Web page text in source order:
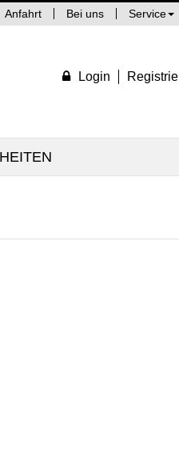
Anfahrt Bei uns Service
Login